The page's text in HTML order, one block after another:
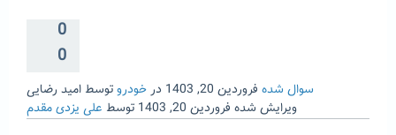
0
0
سوال شده فروردین 20, 1403 درخودروتوسط امید رضایی
ویرایش شده فروردین 20, 1403 توسط علی یزدی مقدم